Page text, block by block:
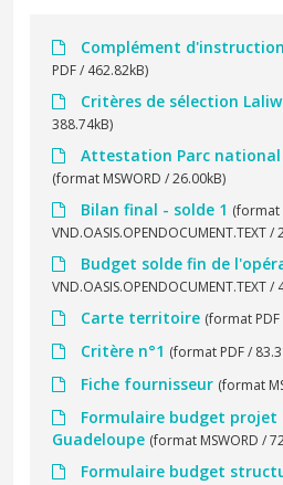
Complément
PDF / 462.82kB)
Critères de sélection
388.74kB)
Attestation Parc national
(format MSWORD / 26.00kB)
Bilan final - solde 1 (format
VND.OASIS.OPENDOCUMENT.TEXT /
Budget solde fin de
VND.OASIS.OPENDOCUMENT.TEXT /
Carte territoire (format PDF
Critère n°1 (format PDF /
Fiche fournisseur (format
Formulaire budget projet
Guadeloupe (format MSWORD /
Formulaire budget